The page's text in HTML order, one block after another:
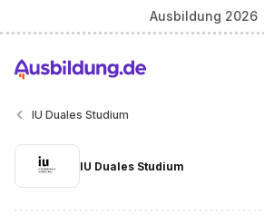
Ausbildung 2026
IU Duales Studium
IU Duales Studium